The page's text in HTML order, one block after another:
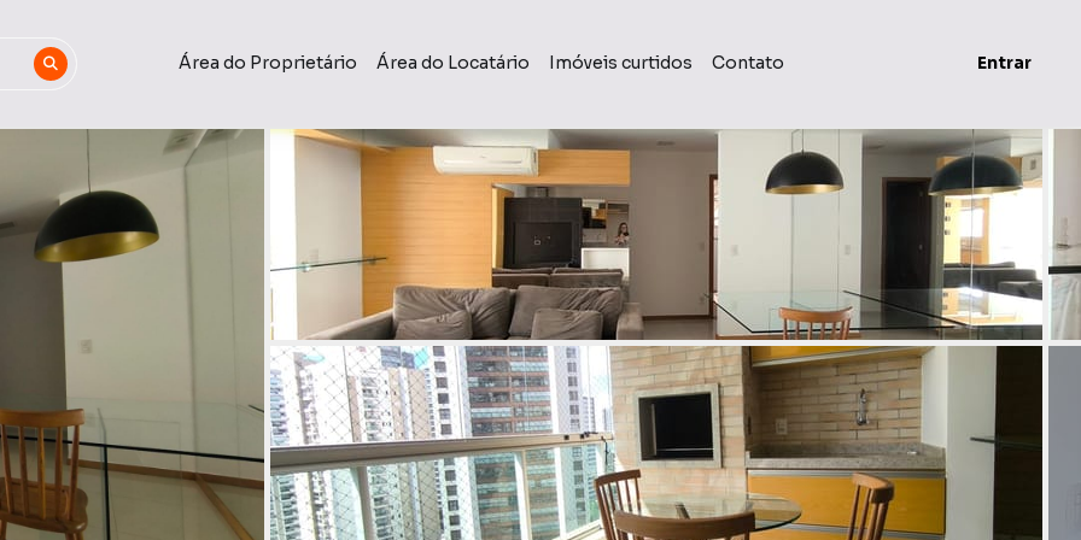
Área do Proprietário Área do Locatário Imóveis curtidos Contato Entrar